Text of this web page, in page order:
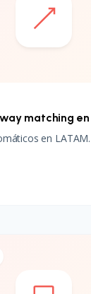
matching
en LATAM.